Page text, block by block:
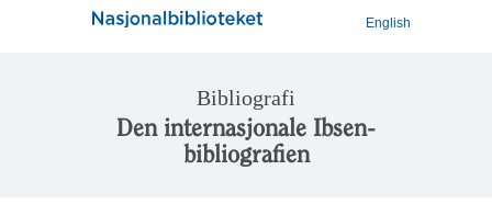
English
Bibliografi
Den internasjonale Ibsen-
bibliografien